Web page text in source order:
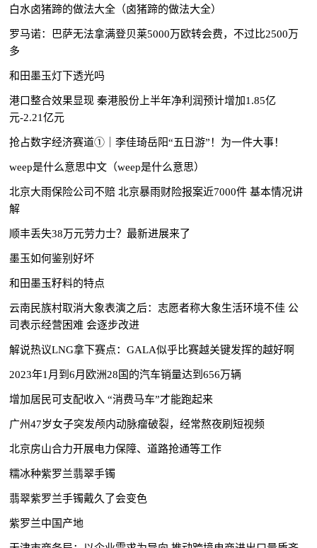
白水卤猪蹄的做法大全（卤猪蹄的做法大全）
罗马诺：巴萨无法拿满登贝莱5000万欧转会费，不过比2500万
多
和田墨玉灯下透光吗
港口整合效果显现 秦港股份上半年净利润预计增加1.85亿
元-2.21亿元
抢占数字经济赛道①｜李佳琦岳阳“五日游”！为一件大事！
weep是什么意思中文（weep是什么意思）
北京大雨保险公司不赔 北京暴雨财险报案近7000件 基本情况讲
解
顺丰丢失38万元劳力士？最新进展来了
墨玉如何鉴别好坏
和田墨玉籽料的特点
云南民族村取消大象表演之后：志愿者称大象生活环境不佳 公
司表示经营困难 会逐步改进
解说热议LNG拿下赛点：GALA似乎比赛越关键发挥的越好啊
2023年1月到6月欧洲28国的汽车销量达到656万辆
增加居民可支配收入 “消费马车”才能跑起来
广州47岁女子突发颅内动脉瘤破裂，经常熬夜刷短视频
北京房山合力开展电力保障、道路抢通等工作
糯冰种紫罗兰翡翠手镯
翡翠紫罗兰手镯戴久了会变色
紫罗兰中国产地